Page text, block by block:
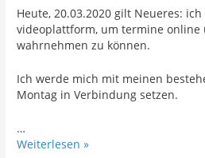
Heute, 20.03.2020 gilt Neueres:
videoplattform, um termine online
wahrnehmen zu können.
Ich werde mich mit meinen
Montag in Verbindung setzen.
…
Ich
Weiterlesen »